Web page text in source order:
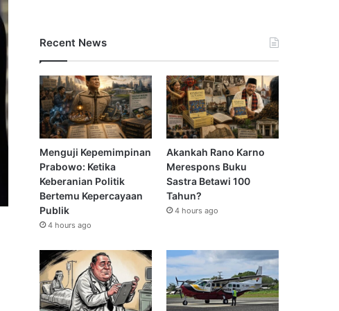
Recent News
Menguji Kepemimpinan
Prabowo: Ketika
Keberanian Politik
Bertemu Kepercayaan
Publik
4 hours ago
Akankah Rano Karno
Merespons Buku
Sastra Betawi 100
Tahun?
4 hours ago